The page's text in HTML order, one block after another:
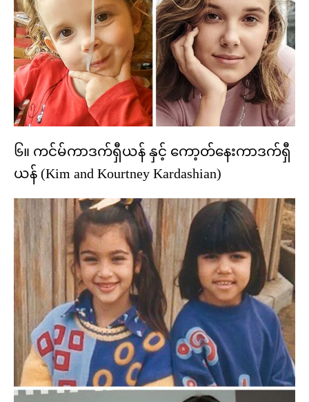
၆။ ကင်မ်ကာဒက်ရှီယန် နှင့် ကော့တ်နေးကာဒက်ရှီ
ယန် (Kim and Kourtney Kardashian)